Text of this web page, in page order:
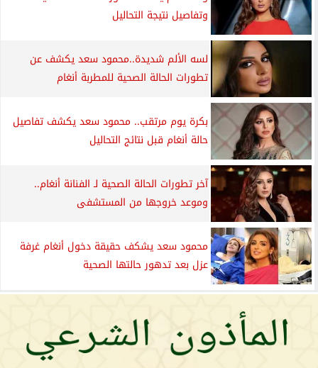
وتفاصيل نتيجة التحاليل
لسه الألم شديدة..محمود سعد يكشف عن
تطورات الحالة الصحية للمطربة أنغام
بكرة يوم مرتقب.. محمود سعد يكشف تفاصيل
حالة أنغام قبل نتائج التحاليل
آخر تطورات الحالة الصحية لـ الفنانة أنغام..
وموعد خروجها من المستشفى
محمود سعد يشكف حقيقة دخول أنغام غرفة
عزل بعد تدهور حالتها الصحية